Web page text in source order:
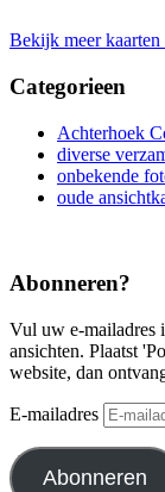
Bekijk meer kaarten
Categorieen
Achterhoek
diverse
onbekende
oude
Abonneren?
Vul uw e-mailadres
ansichten. Plaatst
website, dan
E-mailadres
Abonneren